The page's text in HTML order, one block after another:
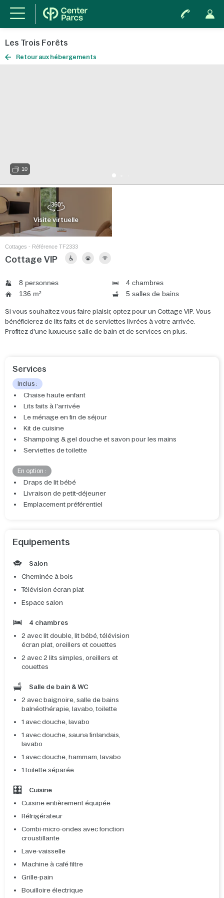
Les Trois Forêts
Retour aux hébergements
10
Visite virtuelle
Cottages - Référence TF2333
Cottage VIP
8 personnes
4 chambres
136 m²
5 salles de bains
Si vous souhaitez vous faire plaisir, optez pour un Cottage VIP. Vous
bénéficierez de lits faits et de serviettes livrées à votre arrivée.
Profitez d'une luxueuse salle de bain et de services en plus.
Services
Inclus :
Chaise haute enfant
Lits faits à l'arrivée
Le ménage en fin de séjour
Kit de cuisine
Shampoing & gel douche et savon pour les mains
Serviettes de toilette
En option :
Draps de lit bébé
Livraison de petit-déjeuner
Emplacement préférentiel
Equipements
Salon
Cheminée à bois
Télévision écran plat
Espace salon
4 chambres
2 avec lit double, lit bébé, télévision
écran plat, oreillers et couettes
2 avec 2 lits simples, oreillers et
couettes
Salle de bain & WC
2 avec baignoire, salle de bains
balnéothérapie, lavabo, toilette
1 avec douche, lavabo
1 avec douche, sauna finlandais,
lavabo
1 avec douche, hammam, lavabo
1 toilette séparée
Cuisine
Cuisine entièrement équipée
Réfrigérateur
Combi-micro-ondes avec fonction
croustillante
Lave-vaisselle
Machine à café filtre
Grille-pain
Bouilloire électrique